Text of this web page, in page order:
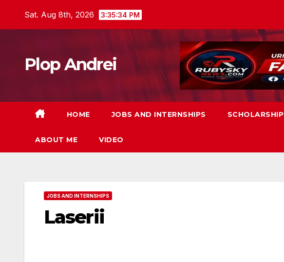
Sat. Aug 8th, 2026 3:35:35 PM
Plop Andrei
HOME JOBS AND INTERNSHIPS
ABOUT ME VIDEO
JOBS AND INTERNSHIPS
Laserii